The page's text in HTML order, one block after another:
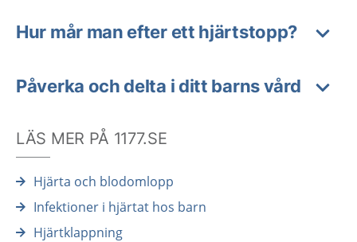
Hur mår man efter ett hjärtstopp?
Påverka och delta i ditt barns vård
LÄS MER PÅ 1177.SE
Hjärta och blodomlopp
Infektioner i hjärtat hos barn
Hjärtklappning